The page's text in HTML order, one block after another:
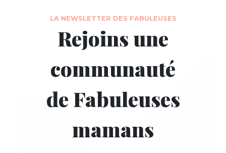
LA NEWSLETTER DES FABULEUSES
Rejoins une
communauté
de Fabuleuses
mamans